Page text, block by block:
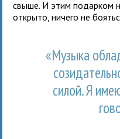
свыше. И этим подарком
открыто, ничего не
«Музыка
силой. Я